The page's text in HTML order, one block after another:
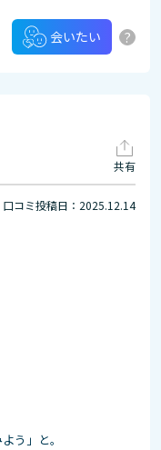
会いたい ?
共有
口コミ投稿日：2025.12.14
う」と。